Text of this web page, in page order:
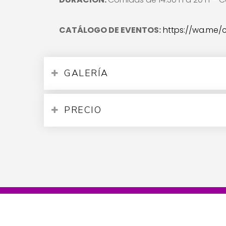
CATÁLOGO DE EVENTOS:https://wa.me/
GALERÍA
PRECIO